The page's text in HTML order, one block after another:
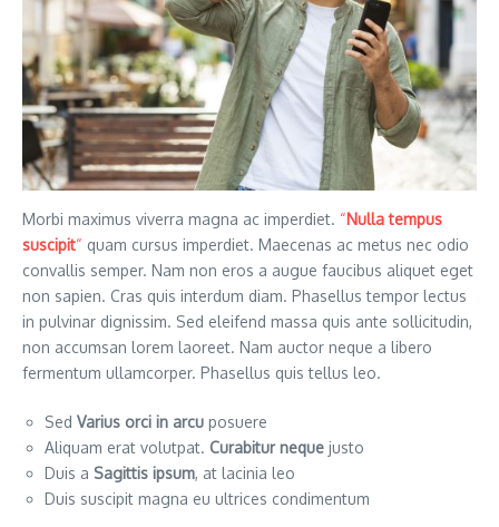
Morbi maximus viverra magna ac imperdiet. “Nulla tempus
suscipit“ quam cursus imperdiet. Maecenas ac metus nec odio
convallis semper. Nam non eros a augue faucibus aliquet eget
non sapien. Cras quis interdum diam. Phasellus tempor lectus
in pulvinar dignissim. Sed eleifend massa quis ante sollicitudin,
non accumsan lorem laoreet. Nam auctor neque a libero
fermentum ullamcorper. Phasellus quis tellus leo.
Sed Varius orci in arcu posuere
Aliquam erat volutpat. Curabitur neque justo
Duis a Sagittis ipsum, at lacinia leo
Duis suscipit magna eu ultrices condimentum